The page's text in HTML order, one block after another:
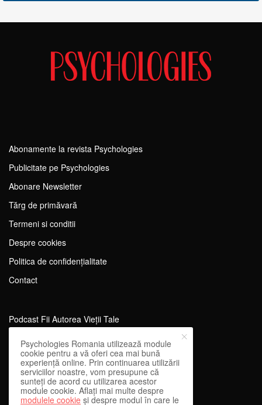
Abonamente la revista Psychologies
Publicitate pe Psychologies
Abonare Newsletter
Tărg de primăvară
Termeni si conditii
Despre cookies
Politica de confidențialitate
Contact
Podcast Fii Autorea Vieții Tale
Evenimente Fii Autoarea Vieții Tale!
SportEdu
Antrenament Mental pentru Sportivi
Learning Network
Psychologies Romania utilizează module
cookie pentru a vă oferi cea mai bună
experiență online. Prin continuarea utilizării
serviciilor noastre, vom presupune că
sunteți de acord cu utilizarea acestor
module cookie. Aflați mai multe despre
modulele cookie și despre modul în care le